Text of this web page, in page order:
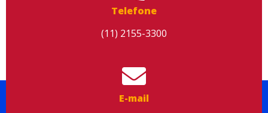
Telefone
(11) 2155-3300
E-mail
conteúdo, melhorar o seu desempenho e proporcionar mais
segurança à sua navegação. Para saber mais, consulte nossa
Política de Privacidade